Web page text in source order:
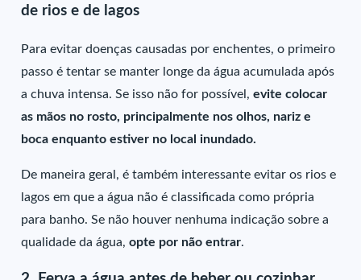
de rios e de lagos
Para evitar doenças causadas por enchentes, o primeiro
passo é tentar se manter longe da água acumulada após
a chuva intensa. Se isso não for possível,evite colocar
as mãos no rosto, principalmente nos olhos, nariz e
boca enquanto estiver no local inundado.
De maneira geral, é também interessante evitar os rios e
lagos em que a água não é classificada como própria
para banho. Se não houver nenhuma indicação sobre a
qualidade da água, opte por não entrar.